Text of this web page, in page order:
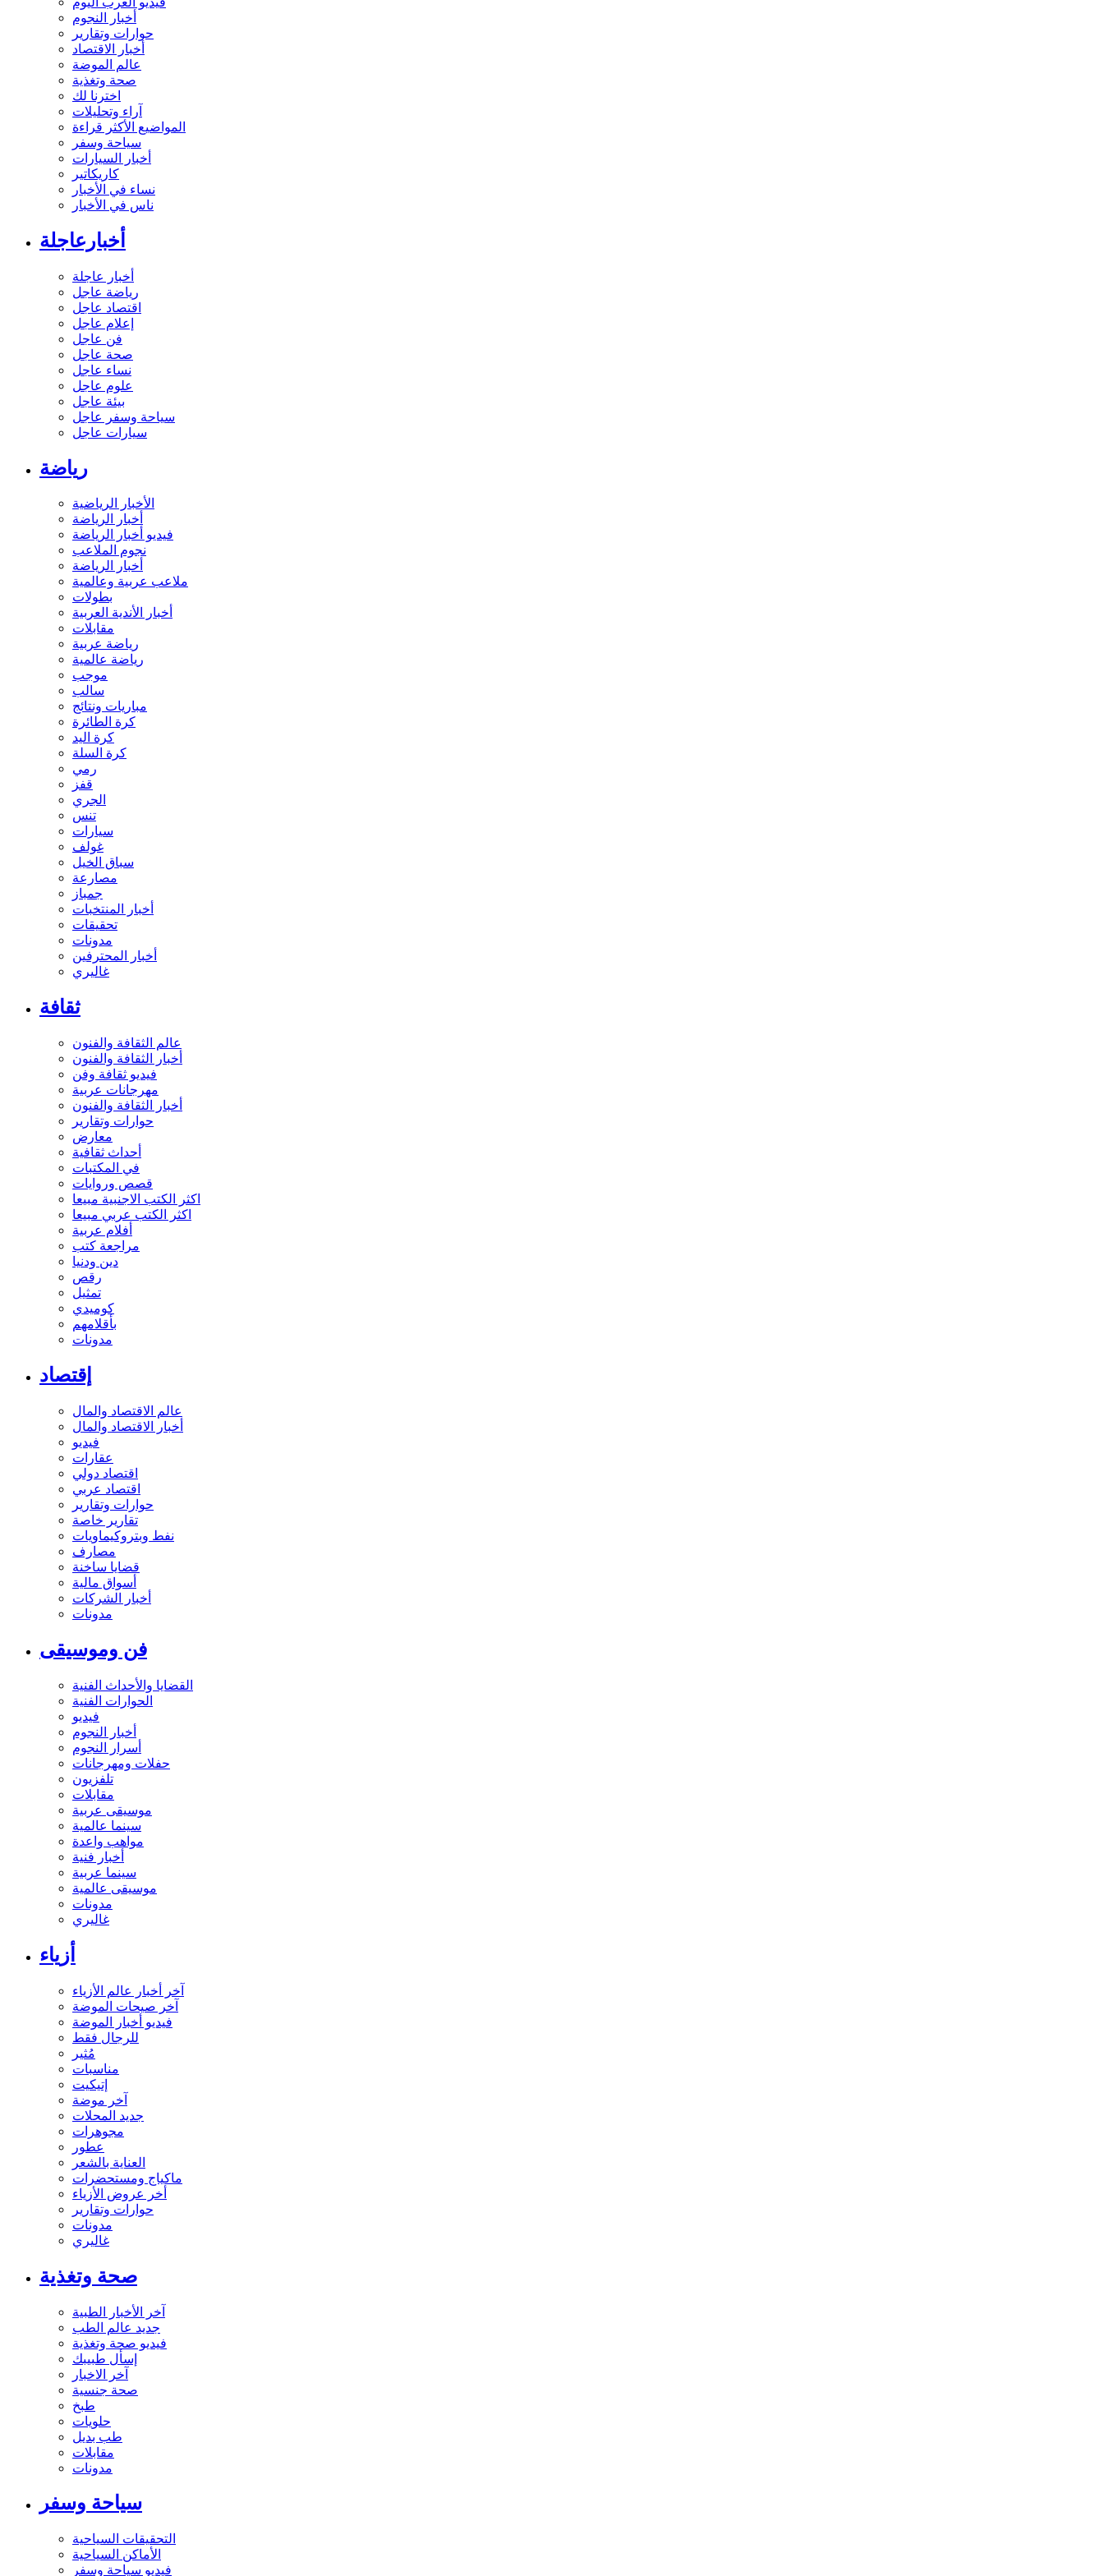
أخبار النجوم
حوارات وتقارير
أخبار الاقتصاد
عالم الموضة
صحة وتغذية
اخترنا لك
آراء وتحليلات
المواضيع الأكثر قراءة
سياحة وسفر
أخبار السيارات
كاريكاتير
نساء في الأخبار
ناس في الأخبار
أخبارعاجلة
أخبار عاجلة
رياضة عاجل
اقتصاد عاجل
إعلام عاجل
فن عاجل
صحة عاجل
نساء عاجل
علوم عاجل
بيئة عاجل
سياحة وسفر عاجل
سيارات عاجل
رياضة
الأخبار الرياضية
أخبار الرياضة
فيديو أخبار الرياضة
نجوم الملاعب
أخبار الرياضة
ملاعب عربية وعالمية
بطولات
أخبار الأندية العربية
مقابلات
رياضة عربية
رياضة عالمية
موجب
سالب
مباريات ونتائج
كرة الطائرة
كرة اليد
كرة السلة
رمي
قفز
الجري
تنس
سيارات
غولف
سباق الخيل
مصارعة
جمباز
أخبار المنتخبات
تحقيقات
مدونات
أخبار المحترفين
غاليري
ثقافة
عالم الثقافة والفنون
أخبار الثقافة والفنون
فيديو ثقافة وفن
مهرجانات عربية
أخبار الثقافة والفنون
حوارات وتقارير
معارض
أحداث ثقافية
في المكتبات
قصص وروايات
اكثر الكتب الاجنبية مبيعا
اكثر الكتب عربي مبيعا
أفلام عربية
مراجعة كتب
دين ودنيا
رقص
تمثيل
كوميدي
بأقلامهم
مدونات
إقتصاد
عالم الاقتصاد والمال
أخبار الاقتصاد والمال
فيديو
عقارات
اقتصاد دولي
اقتصاد عربي
حوارات وتقارير
تقارير خاصة
نفط وبتروكيماويات
مصارف
قضايا ساخنة
أسواق مالية
أخبار الشركات
مدونات
فن وموسيقى
القضايا والأحداث الفنية
الحوارات الفنية
فيديو
أخبار النجوم
أسرار النجوم
حفلات ومهرجانات
تلفزيون
مقابلات
موسيقى عربية
سينما عالمية
مواهب واعدة
أخبار فنية
سينما عربية
موسيقى عالمية
مدونات
غاليري
أزياء
آخر أخبار عالم الأزياء
آخر صيحات الموضة
فيديو أخبار الموضة
للرجال فقط
مُثير
مناسبات
إتيكيت
آخر موضة
جديد المحلات
مجوهرات
عطور
العناية بالشعر
ماكياج ومستحضرات
أخر عروض الأزياء
حوارات وتقارير
مدونات
غاليري
صحة وتغذية
آخر الأخبار الطبية
جديد عالم الطب
فيديو صحة وتغذية
إسأل طبيبك
آخر الاخبار
صحة جنسية
طبخ
حلويات
طب بديل
مقابلات
مدونات
سياحة وسفر
التحقيقات السياحية
الأماكن السياحية
فيديو سياحة وسفر